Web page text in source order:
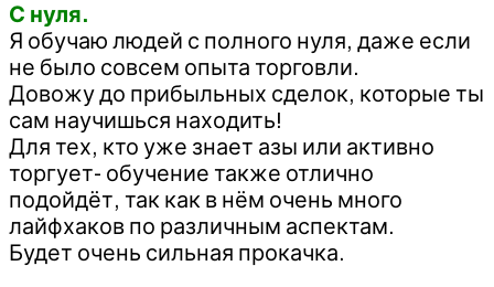
С нуля.
Я обучаю людей с полного нуля, даже если
не было совсем опыта торговли.
Довожу до прибыльных сделок, которые ты
сам научишься находить!
Для тех, кто уже знает азы или активно
торгует- обучение также отлично
подойдёт, так как в нём очень много
лайфхаков по различным аспектам.
Будет очень сильная прокачка.